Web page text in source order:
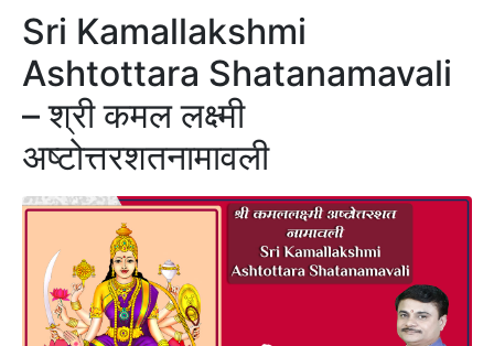
Sri Kamallakshmi
Ashtottara Shatanamavali
– श्री कमल लक्ष्मी
अष्टोत्तरशतनामावली